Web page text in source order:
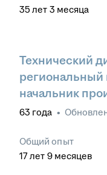
35 лет 3 месяца
Технический
региональный
начальник
63 года •
Общий опыт
17лет 9 месяцев